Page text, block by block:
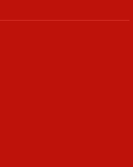
nhiễm giun sán
THU THỨC ĂN
KÝ SINH TRÙNG DO THÓI QUEN
da liễu nhiều năm không hết
CÁC TRIỆU CHỨNG NHƯ TÂM